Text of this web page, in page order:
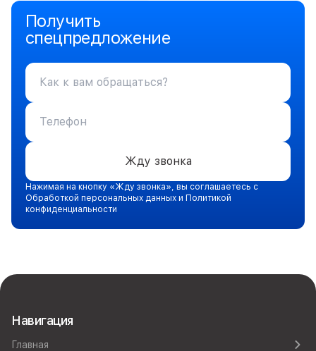
Получить
спецпредложение
Жду звонка
Нажимая на кнопку «Жду звонка», вы соглашаетесь с
Обработкой персональных данных и Политикой
конфиденциальности
Навигация
Главная